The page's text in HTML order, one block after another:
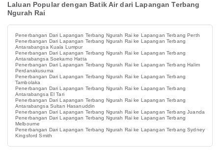
Laluan Popular dengan Batik Air dari Lapangan Terbang
Ngurah Rai
Penerbangan Dari Lapangan Terbang Ngurah Rai ke Lapangan Terbang Perth
Penerbangan Dari Lapangan Terbang Ngurah Rai ke Lapangan Terbang
Antarabangsa Kuala Lumpur
Penerbangan Dari Lapangan Terbang Ngurah Rai ke Lapangan Terbang
Antarabangsa Soekarno Hatta
Penerbangan Dari Lapangan Terbang Ngurah Rai ke Lapangan Terbang Halim
Perdanakusuma
Penerbangan Dari Lapangan Terbang Ngurah Rai ke Lapangan Terbang
Tambolaka
Penerbangan Dari Lapangan Terbang Ngurah Rai ke Lapangan Terbang
Antarabangsa El Tari
Penerbangan Dari Lapangan Terbang Ngurah Rai ke Lapangan Terbang
Antarabangsa Sultan Hasanuddin
Penerbangan Dari Lapangan Terbang Ngurah Rai ke Lapangan Terbang Juanda
Penerbangan Dari Lapangan Terbang Ngurah Rai ke Lapangan Terbang
Melbourne
Penerbangan Dari Lapangan Terbang Ngurah Rai ke Lapangan Terbang Sydney
Kingsford Smith